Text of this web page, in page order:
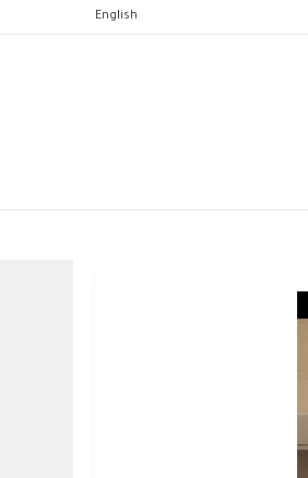
English